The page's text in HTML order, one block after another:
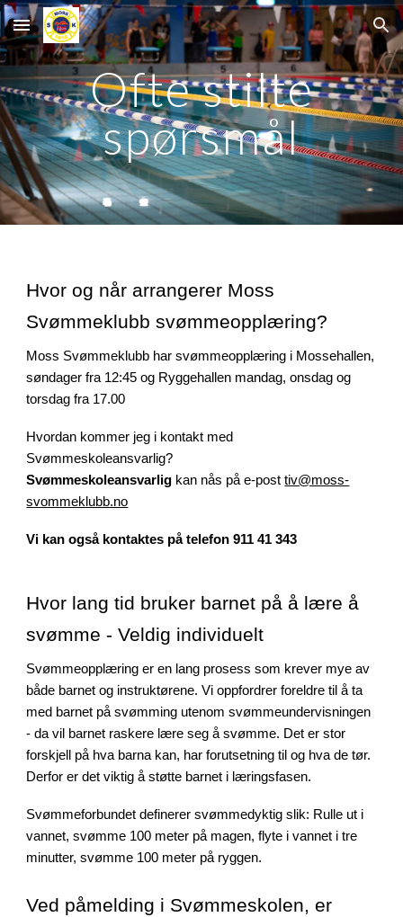
Skip to main content Skip to navigation
Ofte stilte
spørsmål
Hvor og når arrangerer Moss
Svømmeklubb svømmeopplæring?
Moss Svømmeklubb har svømmeopplæring i Mossehallen,
søndager fra 12:45 og Ryggehallen mandag, onsdag og
torsdag fra 17.00
Hvordan kommer jeg i kontakt med
Svømmeskoleansvarlig?
Svømmeskoleansvarlig kan nås på e-posttiv@moss-
svommeklubb.no
Vi kan også kontaktes på telefon 911 41 343
Hvor lang tid bruker barnet på å lære å
svømme - Veldig individuelt
Svømmeopplæring er en lang prosess som krever mye av
både barnet og instruktørene. Vi oppfordrer foreldre til å ta
med barnet på svømming utenom svømmeundervisningen
- da vil barnet raskere lære seg å svømme. Det er stor
forskjell på hva barna kan, har forutsetning til og hva de tør.
Derfor er det viktig å støtte barnet i læringsfasen.
Svømmeforbundet definerer svømmedyktig slik: Rulle ut i
vannet, svømme 100 meter på magen, flyte i vannet i tre
minutter, svømme 100 meter på ryggen.
Ved påmelding i Svømmeskolen, er